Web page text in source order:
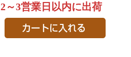
2～3営業日以内に出荷